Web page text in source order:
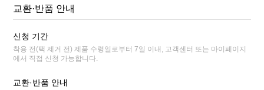
교환·반품 안내
신청 기간
착용 전(택 제거 전) 제품 수령일로부터 7일 이내, 고객센터 또는 마이페이지
에서 직접 신청 가능합니다.
교환·반품 안내